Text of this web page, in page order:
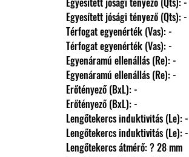
                Egyesített jósági tényező (Qts): -
                Térfogat egyenérték (Vas): -
                Térfogat egyenérték (Vas): -
                Egyenáramú ellenállás (Re): -
                Egyenáramú ellenállás (Re): -
                Erőtényező (BxL): -
                Erőtényező (BxL): -
                Lengőtekercs induktivitás (Le): -
                Lengőtekercs induktivitás (Le): -
                Lengőtekercs átmérő: ? 28 mm